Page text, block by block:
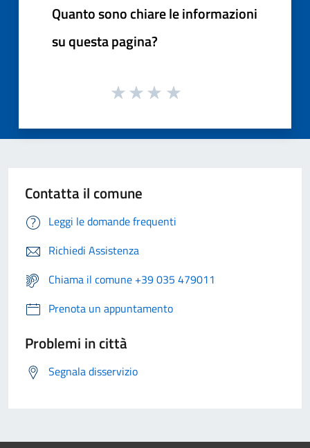
Quanto sono chiare le informazioni
su questa pagina?
Contatta il comune
Leggi le domande frequenti
Richiedi Assistenza
Chiama il comune +39 035 479011
Prenota un appuntamento
Problemi in città
Segnala disservizio